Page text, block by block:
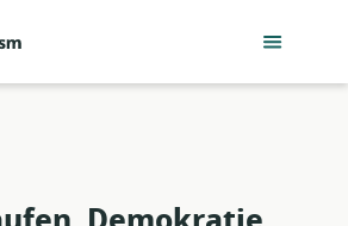
Consortium